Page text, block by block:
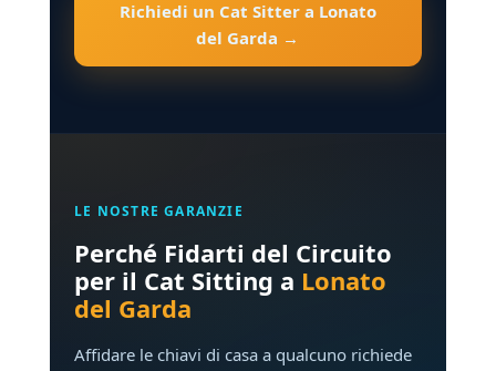
Richiedi un Cat Sitter a Lonato
del Garda →
LE NOSTRE GARANZIE
Perché Fidarti del Circuito
per il Cat Sitting a Lonato
del Garda
Affidare le chiavi di casa a qualcuno richiede